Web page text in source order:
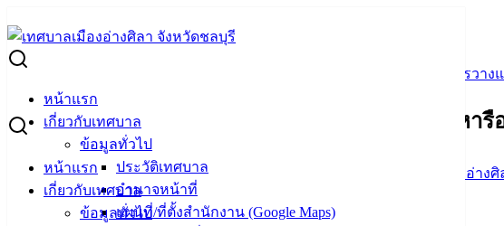
to
content
หน้าแรก
เกี่ยวกับเทศบาล
ข้อมูลทั่วไป
ประวัติเทศบาล
อำนาจหน้าที่
แผนที่/ที่ตั้งสำนักงาน (Google Maps)
หน้าแรก
เกี่ยวกับเทศบาล
ข้อมูลทั่วไป
Search
for:
เข้าร่วมการประชุมรับฟังความคิดเห็นและปรึกษาหารือกับประชาชนในการวาง
เข้าร่วมการประชุมรับฟังความคิดเห็นและปรึกษาหา
พฤศจิกายน 12, 2025พฤศจิกายน 19, 2025 กิจกรรมอ่างศิ
วันที่ 12 พฤศจิกายน 2568 ณ ศูนย์ประชุมบางแสนเฮอริเทจ จังหวัดชลบุรี